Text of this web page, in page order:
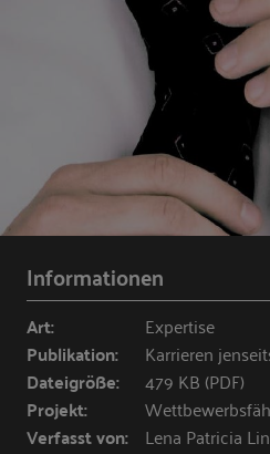
Informationen
Art: Expertise
Publikation: Karrieren
Dateigröße: 479 KB (PDF)
Projekt:
Verfasst von: Lena Patricia